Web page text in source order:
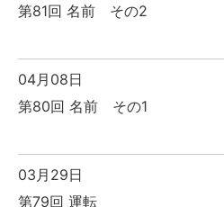
第81回 名前 その2
04月08日
第80回 名前 その1
03月29日
第79回 運転